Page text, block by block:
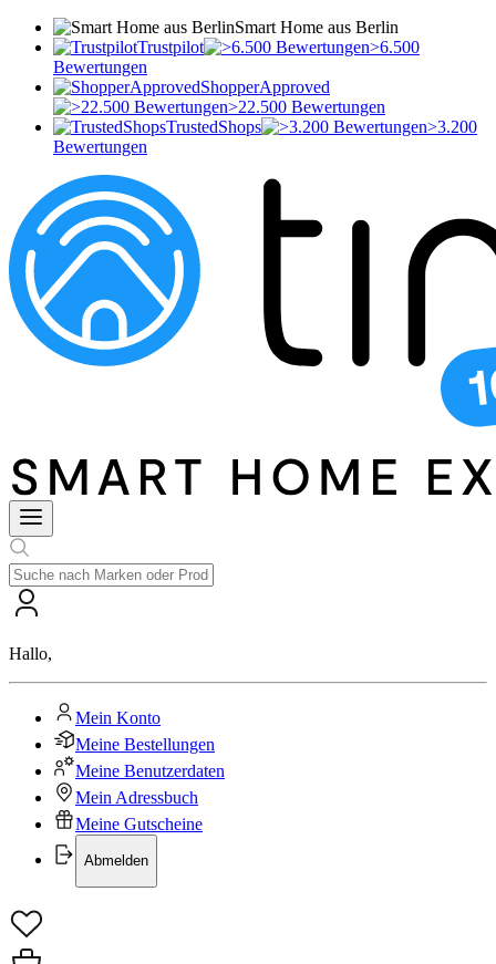
Smart Home aus Berlin
Trustpilot
>6.500
Bewertungen
ShopperApproved
>22.500 Bewertungen
TrustedShops
>3.200
Bewertungen
Hallo,
Mein Konto
Meine Bestellungen
Meine Benutzerdaten
Mein Adressbuch
Meine Gutscheine
Abmelden